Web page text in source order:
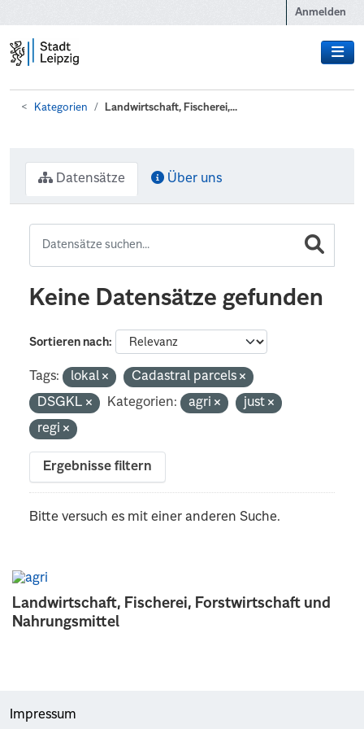
Anmelden
Kategorien Landwirtschaft, Fischerei,...
Landwirtschaft, Fischerei, Forstwirtschaft und
Nahrungsmittel
Datensätze Über uns
Keine Datensätze gefunden
Sortieren nach
Tags: lokal
Cadastral parcels
DSGKL
Kategorien: agri
just
regi
Ergebnisse filtern
Bitte versuch es mit einer anderen Suche.
Impressum